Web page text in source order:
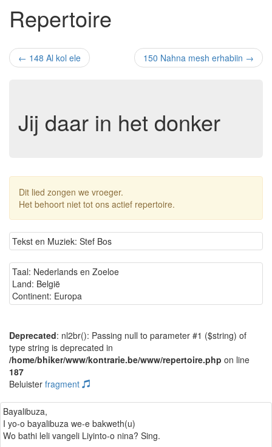
Repertoire
← 148 Al kol ele 150 Nahna mesh erhabiin →
Jij daar in het donker
Dit lied zongen we vroeger.
Het behoort niet tot ons actief repertoire.
Tekst en Muziek: Stef Bos
Taal: Nederlands en Zoeloe
Land: België
Continent: Europa
Deprecated: nl2br(): Passing null to parameter #1 ($string) of
type string is deprecated in
/home/bhiker/www/kontrarie.be/www/repertoire.php on line
187
Beluister fragment
Bayalibuza,
I yo-o bayalibuza we-e bakweth(u)
Wo bathi leli vangeli Liyinto-o nina? Sing.